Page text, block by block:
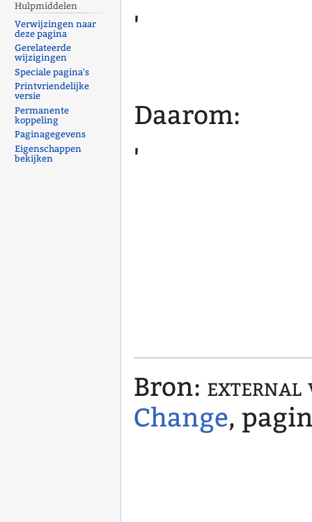
'
Daarom:
'
Bron: external
Change,
Hulpmiddelen
Verwijzingen naar
deze pagina
Gerelateerde
wijzigingen
Speciale pagina's
Printvriendelijke
versie
Permanente
koppeling
Paginagegevens
Eigenschappen
bekijken